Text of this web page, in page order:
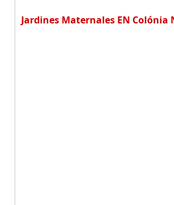
Jardines Maternales EN Colónia